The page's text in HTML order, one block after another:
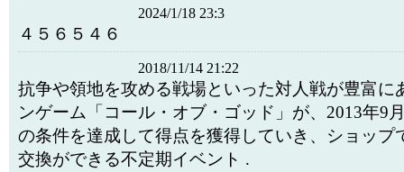
2024/1/18 23:3
４５６５４６
2018/11/14 21:22
抗争や領地を攻める戦場といった対人戦が豊富に
ンゲーム「コール・オブ・ゴッド」が、2013年9
の条件を達成して得点を獲得していき、ショップ
交換ができる不定期イベント .